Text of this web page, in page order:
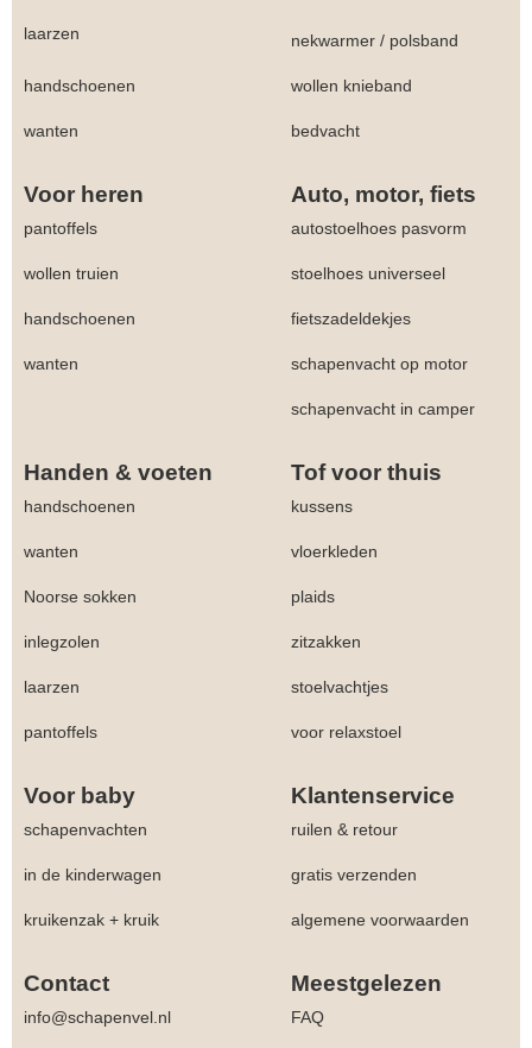
laarzen nekwarmer / polsband
handschoenen wollen knieband
wanten bedvacht
Voor heren Auto, motor, fiets
pantoffels autostoelhoes pasvorm
wollen truien stoelhoes universeel
handschoenen fietszadeldekjes
wanten schapenvacht op motor
schapenvacht in camper
Handen & voeten Tof voor thuis
handschoenen kussens
wanten vloerkleden
Noorse sokken plaids
inlegzolen zitzakken
laarzen stoelvachtjes
pantoffels voor relaxstoel
Voor baby Klantenservice
schapenvachten ruilen & retour
in de kinderwagen gratis verzenden
kruikenzak + kruik algemene voorwaarden
Contact Meestgelezen
info@schapenvel.nl
FAQ